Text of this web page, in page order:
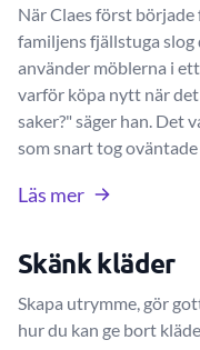
När Claes först
familjens fjällstuga
använder möblerna i
varför köpa nytt när det
saker?" säger han. Det
som snart tog
Läs mer
Skänk kläder
Skapa utrymme, gör
hur du kan ge bort